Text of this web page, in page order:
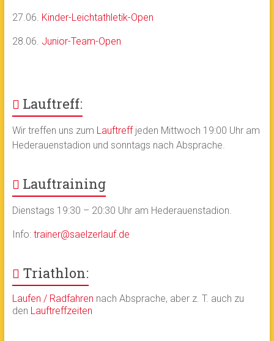
27.06. Kinder-Leichtathletik-Open
28.06. Junior-Team-Open
Lauftreff:
Wir treffen uns zum Lauftreffjeden Mittwoch 19:00 Uhr am
Hederauenstadion und sonntags nach Absprache.
Lauftraining
Dienstags 19:30 – 20:30 Uhr am Hederauenstadion.
Info: trainer@saelzerlauf.de
Triathlon:
Laufen / Radfahren nach Absprache, aber z. T. auch zu
den Lauftreffzeiten